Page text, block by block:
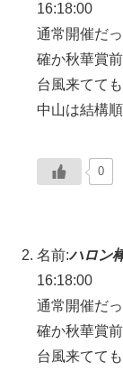
16:18:00
通常開催だ
確か秋華賞
台風来てて
中山は結構
0
名前:ハロン
16:18:00
通常開催だ
確か秋華賞
台風来てて